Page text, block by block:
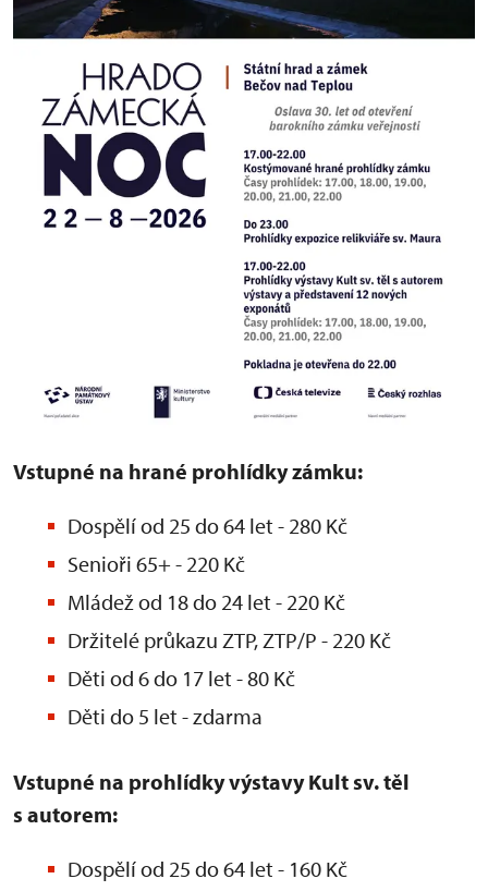
Vstupné na hrané prohlídky zámku:
Dospělí od 25 do 64 let - 280 Kč
Senioři 65+ - 220 Kč
Mládež od 18 do 24 let - 220 Kč
Držitelé průkazu ZTP, ZTP/P - 220 Kč
Děti od 6 do 17 let - 80 Kč
Děti do 5 let - zdarma
Vstupné na prohlídky výstavy Kult sv. těl
s autorem:
Dospělí od 25 do 64 let - 160 Kč